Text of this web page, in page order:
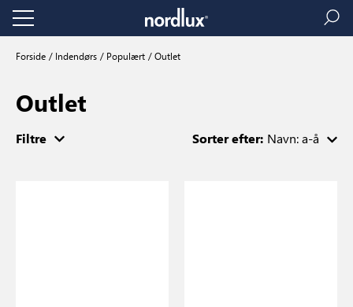
Forside Indendørs Populært Outlet
Outlet
Sorter efter: Navn: a-å
Filtre